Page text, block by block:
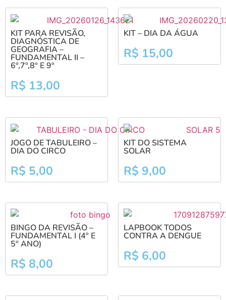
KIT PARA REVISÃO,
DIAGNÓSTICA DE
GEOGRAFIA –
FUNDAMENTAL II –
6º,7º,8º E 9º
R$ 13,00
KIT – DIA DA ÁGUA
R$ 15,00
JOGO DE TABULEIRO –
DIA DO CIRCO
R$ 5,00
KIT DO SISTEMA
SOLAR
R$ 9,00
BINGO DA REVISÃO –
FUNDAMENTAL I (4º E
5º ANO)
R$ 8,00
LAPBOOK TODOS
CONTRA A DENGUE
R$ 6,00